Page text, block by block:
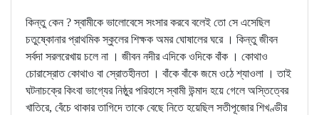
কিন্তু কেন ? স্বামীকে ভালোবেসে সংসার করবে বলেই তো সে এসেছিল
চতুষ্কোনার প্রাথমিক স্কুলের শিক্ষক অমর ঘোষালের ঘরে । কিন্তু জীবন
সর্বদা সরলরেখায় চলে না । জীবন নদীর এদিকে ওদিকে বাঁক । কোথাও
চোরাস্রোত কোথাও বা স্রোতহীনতা । বাঁকে বাঁকে জমে ওঠে শ্যাওলা । তাই
ঘটনাচক্রে কিংবা ভাগ্যের নিষ্ঠুর পরিহাসে স্বামী উন্মাদ হয়ে গেলে অস্তিত্বের
খাতিরে, বেঁচে থাকার তাগিদে তাকে বেছে নিতে হয়েছিল সতীপূজোর শিখণ্ডীর